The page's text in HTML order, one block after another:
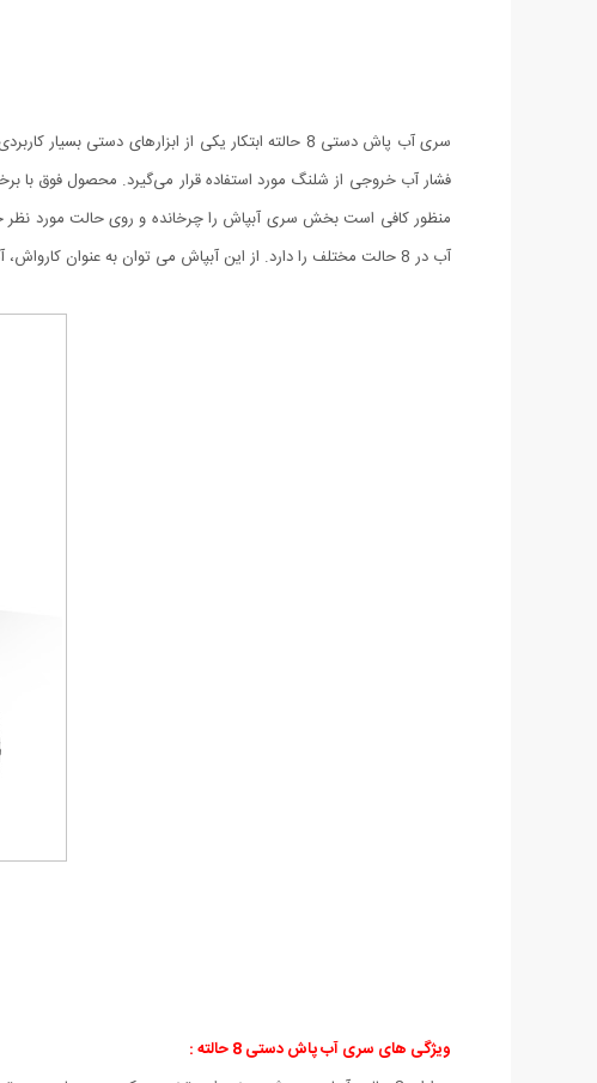
آب در 8 حالت مختلف را دارد. از این آبپاش می توان به عنوان کارواش، آبیاری و شستشو استفاده نمود.
ویژگی های سری آب پاش دستی 8 حالته :